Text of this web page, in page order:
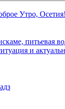
Утро, Осетия!
питьевая
и